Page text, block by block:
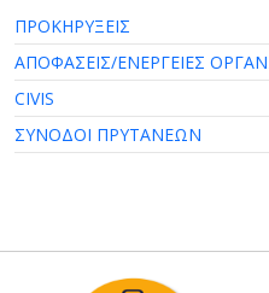
ΠΡΟΚΗΡΥΞΕΙΣ
ΑΠΟΦΑΣΕΙΣ/ΕΝΕΡΓΕΙΕΣ
CIVIS
ΣΥΝΟΔΟΙ ΠΡΥΤΑΝΕΩΝ